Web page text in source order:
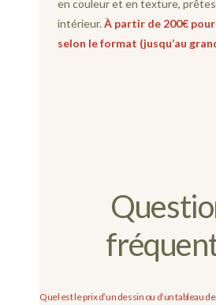
en couleur et en texture,
intérieur.À partir de 200€
selon le format (jusqu’au
Quel est le prix d’un dessin ou d’un tableau